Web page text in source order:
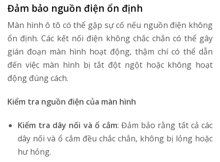
Đảm bảo nguồn điện ổn định
Màn hình ô tô có thể gặp sự cố nếu nguồn điện không
ổn định. Các kết nối điện không chắc chắn có thể gây
gián đoạn màn hình hoạt động, thậm chí có thể dẫn
đến việc màn hình bị tắt đột ngột hoặc không hoạt
động đúng cách.
Kiểm tra nguồn điện của màn hình
Kiểm tra dây nối và ổ cắm: Đảm bảo rằng tất cả các
dây nối và ổ cắm đều chắc chắn, không bị lỏng hoặc
hư hỏng.